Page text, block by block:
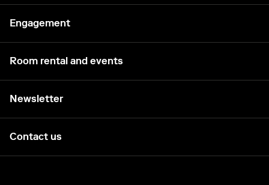
Engagement
Room rental and events
Newsletter
Contact us